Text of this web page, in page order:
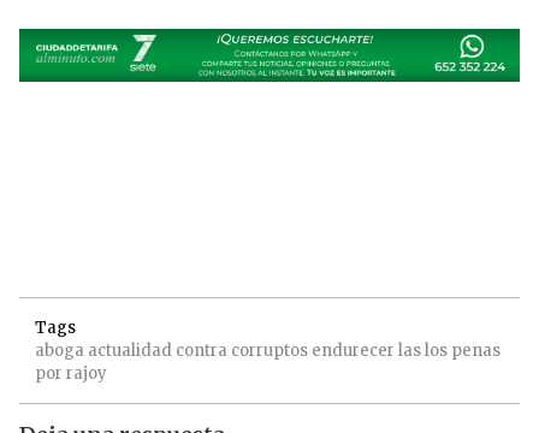
Tags
aboga actualidad contra corruptos endurecer laslos penas
por rajoy